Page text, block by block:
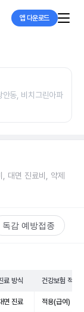
앱 다운로드
동, 비치그린아파
대면 진료비, 약제
독감 예방접종
료 방식 건강보험 적용
면 진료 적용(급여)